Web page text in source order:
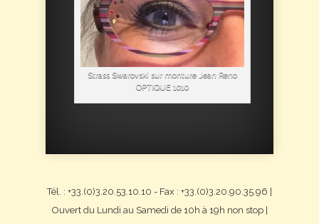
Strass Swarovski sur monture Jean Reno
OPTIQUE 1010
Tél. : +33.(0)3.20.53.10.10 - Fax : +33.(0)3.20.90.35.96 |
Ouvert du Lundi au Samedi de 10h à 19h non stop |